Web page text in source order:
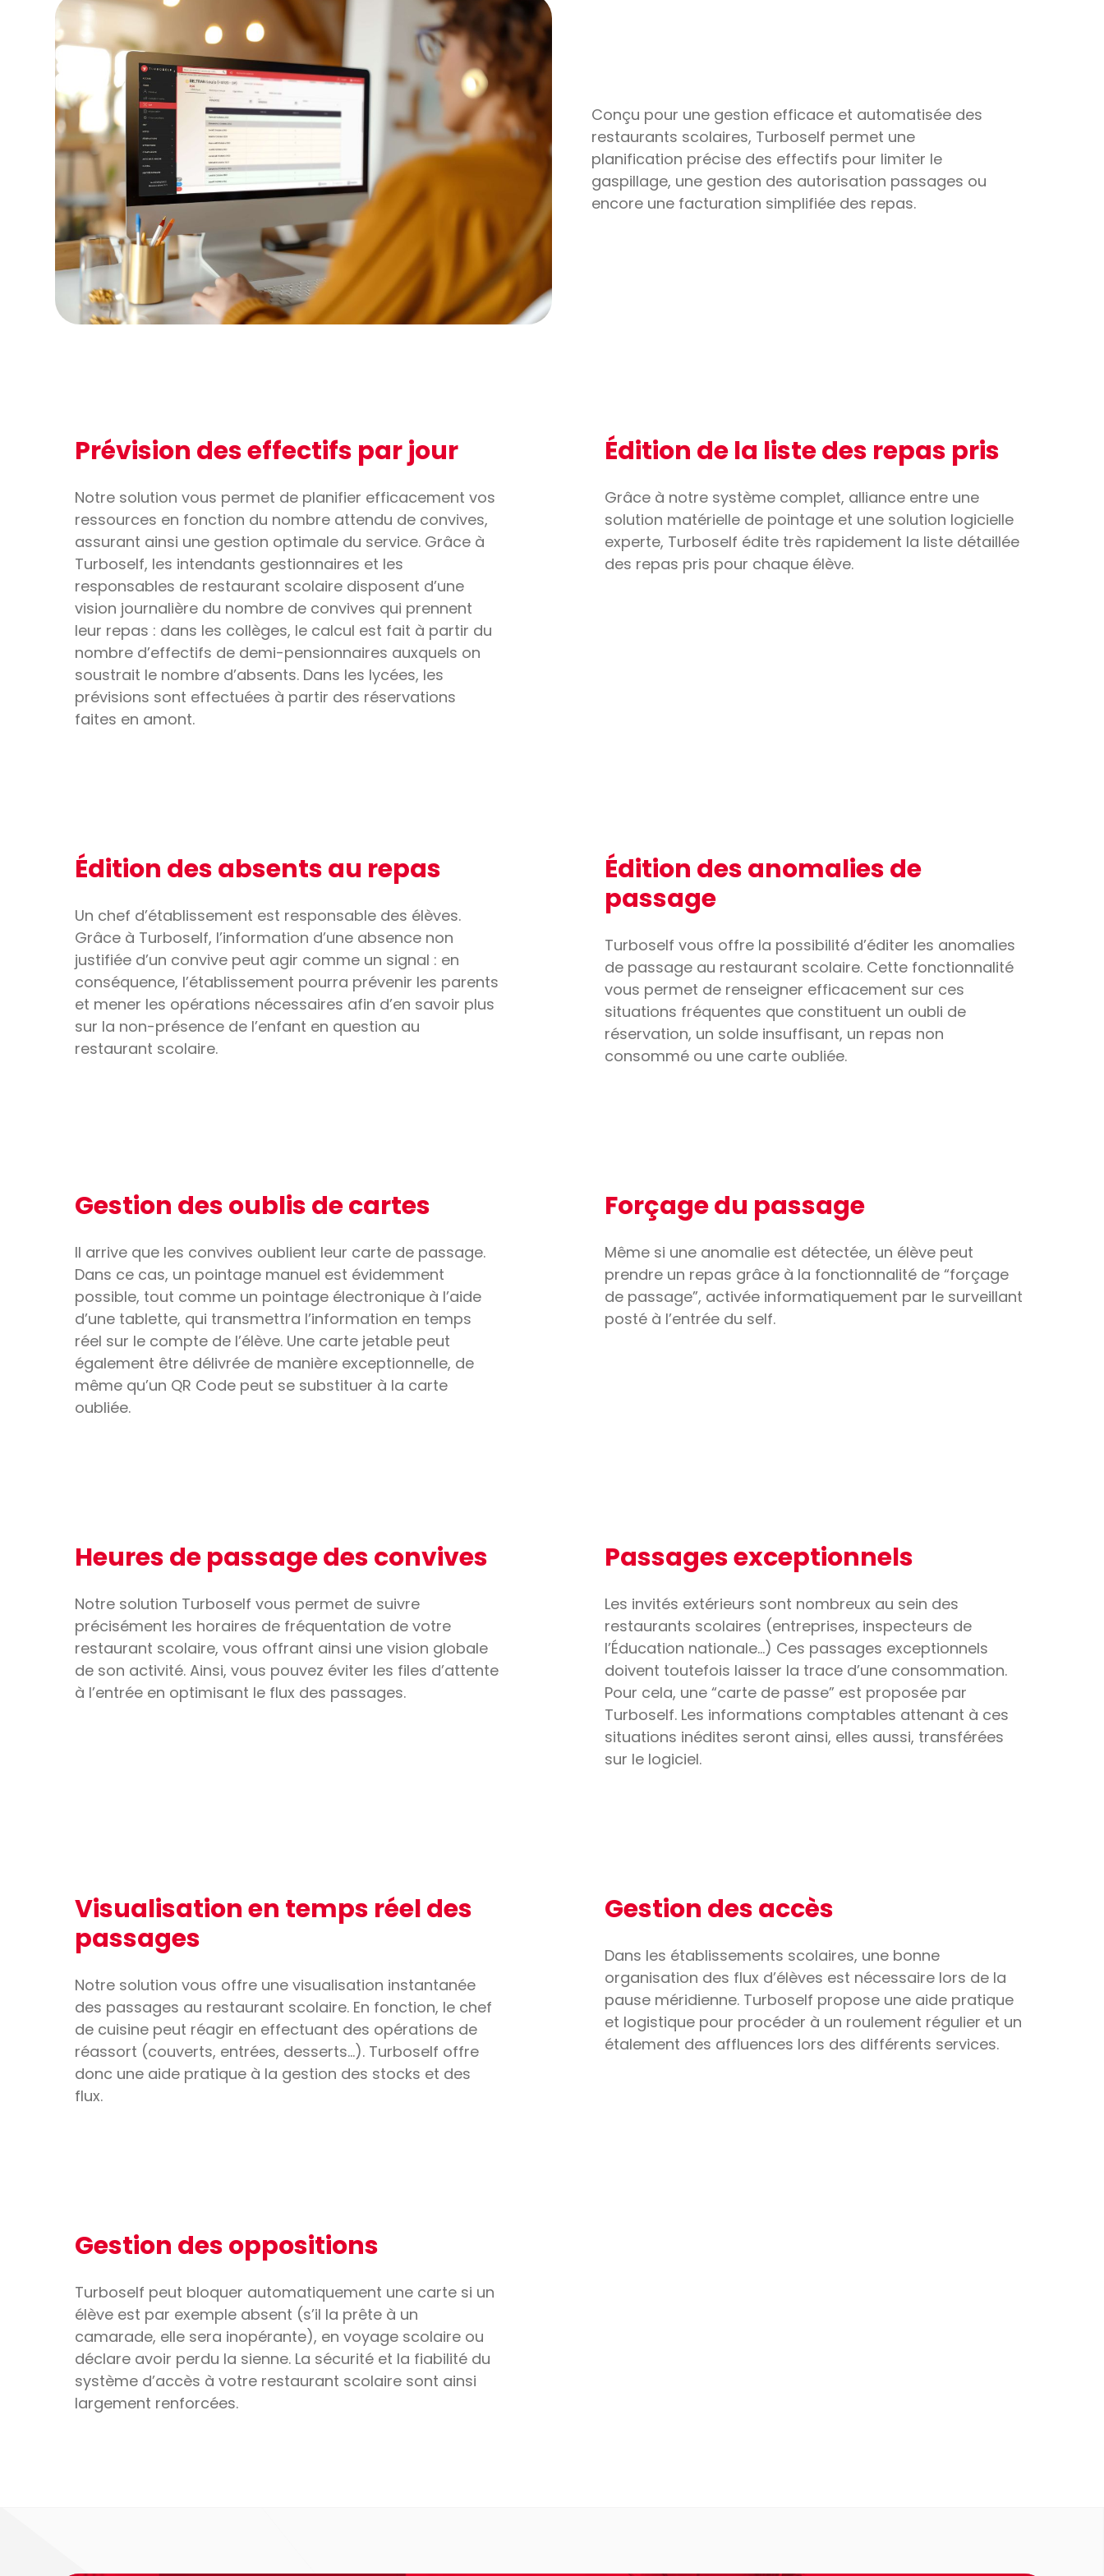
Conçu pour une gestion efficace et automatisée des
restaurants scolaires, Turboself permet une
planification précise des effectifs pour limiter le
gaspillage, une gestion des autorisation passages ou
encore une facturation simplifiée des repas.
Prévision des effectifs par jour
Notre solution vous permet de planifier efficacement vos
ressources en fonction du nombre attendu de convives,
assurant ainsi une gestion optimale du service. Grâce à
Turboself, les intendants gestionnaires et les
responsables de restaurant scolaire disposent d’une
vision journalière du nombre de convives qui prennent
leur repas : dans les collèges, le calcul est fait à partir du
nombre d’effectifs de demi-pensionnaires auxquels on
soustrait le nombre d’absents. Dans les lycées, les
prévisions sont effectuées à partir des réservations
faites en amont.
Édition de la liste des repas pris
Grâce à notre système complet, alliance entre une
solution matérielle de pointage et une solution logicielle
experte, Turboself édite très rapidement la liste détaillée
des repas pris pour chaque élève.
Édition des absents au repas
Un chef d’établissement est responsable des élèves.
Grâce à Turboself, l’information d’une absence non
justifiée d’un convive peut agir comme un signal : en
conséquence, l’établissement pourra prévenir les parents
et mener les opérations nécessaires afin d’en savoir plus
sur la non-présence de l’enfant en question au
restaurant scolaire.
Édition des anomalies de
passage
Turboself vous offre la possibilité d’éditer les anomalies
de passage au restaurant scolaire. Cette fonctionnalité
vous permet de renseigner efficacement sur ces
situations fréquentes que constituent un oubli de
réservation, un solde insuffisant, un repas non
consommé ou une carte oubliée.
Gestion des oublis de cartes
Il arrive que les convives oublient leur carte de passage.
Dans ce cas, un pointage manuel est évidemment
possible, tout comme un pointage électronique à l’aide
d’une tablette, qui transmettra l’information en temps
réel sur le compte de l’élève. Une carte jetable peut
également être délivrée de manière exceptionnelle, de
même qu’un QR Code peut se substituer à la carte
oubliée.
Forçage du passage
Même si une anomalie est détectée, un élève peut
prendre un repas grâce à la fonctionnalité de “forçage
de passage”, activée informatiquement par le surveillant
posté à l’entrée du self.
Heures de passage des convives
Notre solution Turboself vous permet de suivre
précisément les horaires de fréquentation de votre
restaurant scolaire, vous offrant ainsi une vision globale
de son activité. Ainsi, vous pouvez éviter les files d’attente
à l’entrée en optimisant le flux des passages.
Passages exceptionnels
Les invités extérieurs sont nombreux au sein des
restaurants scolaires (entreprises, inspecteurs de
l’Éducation nationale…) Ces passages exceptionnels
doivent toutefois laisser la trace d’une consommation.
Pour cela, une “carte de passe” est proposée par
Turboself. Les informations comptables attenant à ces
situations inédites seront ainsi, elles aussi, transférées
sur le logiciel.
Visualisation en temps réel des
passages
Notre solution vous offre une visualisation instantanée
des passages au restaurant scolaire. En fonction, le chef
de cuisine peut réagir en effectuant des opérations de
réassort (couverts, entrées, desserts…). Turboself offre
donc une aide pratique à la gestion des stocks et des
flux.
Gestion des accès
Dans les établissements scolaires, une bonne
organisation des flux d’élèves est nécessaire lors de la
pause méridienne. Turboself propose une aide pratique
et logistique pour procéder à un roulement régulier et un
étalement des affluences lors des différents services.
Gestion des oppositions
Turboself peut bloquer automatiquement une carte si un
élève est par exemple absent (s’il la prête à un
camarade, elle sera inopérante), en voyage scolaire ou
déclare avoir perdu la sienne. La sécurité et la fiabilité du
système d’accès à votre restaurant scolaire sont ainsi
largement renforcées.